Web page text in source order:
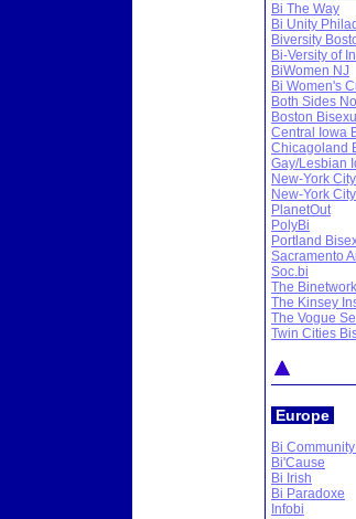
Bi The Way
Bi Unity
Biversity
Bi-Versity of
BiWomen NJ
Bi Women's
Both Sides
Boston
Central Iowa
Chicagoland
Gay/Lesbian
New-York
New-York
PlanetOut
PolyBi
Portland
Sacramento
Soc.bi
The
The Kinsey
The Vogue
Twin Cities
Europe
Bi
Bi'Cause
Bi Irish
Bi Paradoxe
Infobi